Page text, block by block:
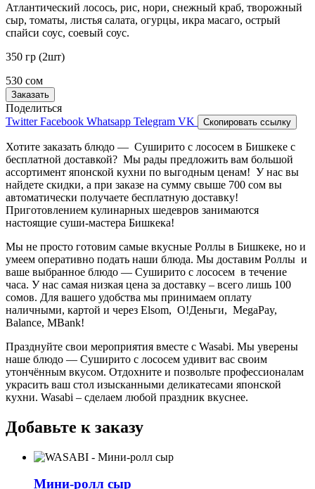
Атлантический лосось, рис, нори, снежный краб, творожный
сыр, томаты, листья салата, огурцы, икра масаго, острый
спайси соус, соевый соус.
350 гр (2шт)
530 сом
Заказать
Поделиться
Twitter Facebook Whatsapp Telegram VK Скопировать ссылку
Хотите заказать блюдо — Суширито с лососем в Бишкеке с
бесплатной доставкой? Мы рады предложить вам большой
ассортимент японской кухни по выгодным ценам! У нас вы
найдете скидки, а при заказе на сумму свыше 700 сом вы
автоматически получаете бесплатную доставку!
Приготовлением кулинарных шедевров занимаются
настоящие суши-мастера Бишкека!
Мы не просто готовим самые вкусные Роллы в Бишкеке, но и
умеем оперативно подать наши блюда. Мы доставим Роллы и
ваше выбранное блюдо — Суширито с лососем в течение
часа. У нас самая низкая цена за доставку – всего лишь 100
сомов. Для вашего удобства мы принимаем оплату
наличными, картой и через Elsom, О!Деньги, MegaPay,
Balance, MBank!
Празднуйте свои мероприятия вместе с Wasabi. Мы уверены
наше блюдо — Суширито с лососем удивит вас своим
утончённым вкусом. Отдохните и позвольте профессионалам
украсить ваш стол изысканными деликатесами японской
кухни. Wasabi – сделаем любой праздник вкуснее.
Добавьте к заказу
Мини-ролл сыр